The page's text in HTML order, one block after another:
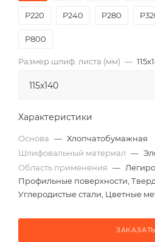
P220 P240 P280
P800
Размер шлиф. листа (мм) —
Характеристики
Основа — Хлопчатобумажная
Шлифовальный материал —
Область применения —
Профильные поверхности,
Углеродистые стали, Цветные
ЗАКАЗАТЬ